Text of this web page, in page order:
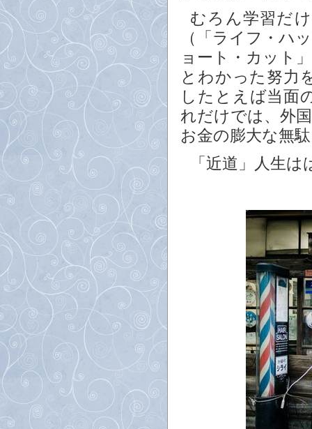
むろん学習だ
（「ライフ・ハ
ョート・カット
とわかった努力
したとえば当面
れだけでは、外
お金の膨大な無
「近道」人生